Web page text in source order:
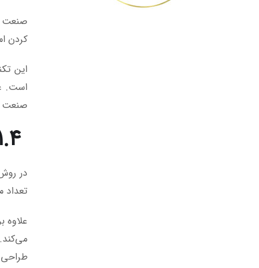
صنعت
کردن
این
است.
صنعت
در
تعداد
طراحی